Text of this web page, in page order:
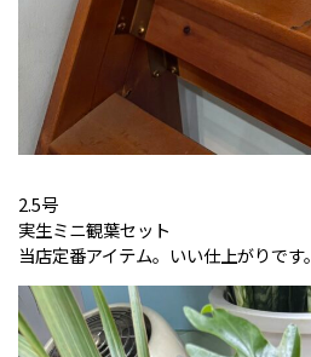
2.5号
実生ミニ観葉セット
当店定番アイテム。いい仕上がりです。